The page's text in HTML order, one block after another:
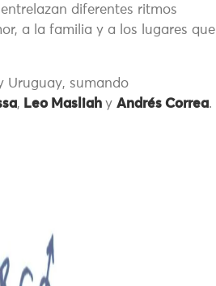
diferentes ritmos
a la familia y a los lugares que
Uruguay, sumando
, Leo Masliah y Andrés Correa.